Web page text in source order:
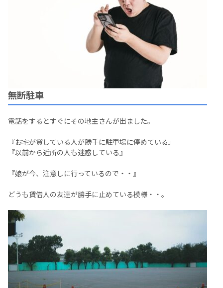
無断駐車
電話をするとすぐにその地主さんが出ました。
『お宅が貸している人が勝手に駐車場に停めている』
『以前から近所の人も迷惑している』
『娘が今、注意しに行っているので・・』
どうも賃借人の友達が勝手に止めている模様・・。